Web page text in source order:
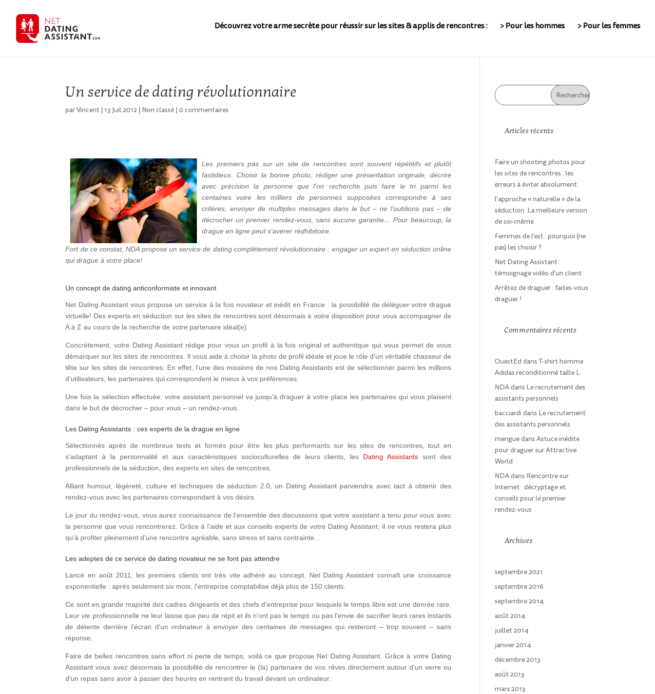
Découvrez votre arme secrète pour réussir sur les sites & applis de rencontres : > Pour les hommes > Pour les femmes
Un service de dating révolutionnaire
parVincent |13 Juil 2012 | Non classé | 0 commentaires
Les premiers pas sur un site de rencontres sont souvent répétitifs et plutôt
fastidieux. Choisir la bonne photo, rédiger une présentation originale, décrire
avec précision la personne que l'on recherche puis faire le tri parmi les
centaines voire les milliers de personnes supposées correspondre à ses
critères, envoyer de multiples messages dans le but – ne l'oublions pas – de
décrocher un premier rendez-vous, sans aucune garantie… Pour beaucoup, la
drague en ligne peut s'avérer rédhibitoire.
Fort de ce constat, NDA propose un service de dating complètement révolutionnaire : engager un expert en séduction online
qui drague à votre place!
Un concept de dating anticonformiste et innovant
Net Dating Assistant vous propose un service à la fois novateur et inédit en France : la possibilité de déléguer votre drague
virtuelle! Des experts en séduction sur les sites de rencontres sont désormais à votre disposition pour vous accompagner de
A à Z au cours de la recherche de votre partenaire idéal(e).
Concrètement, votre Dating Assistant rédige pour vous un profil à la fois original et authentique qui vous permet de vous
démarquer sur les sites de rencontres. Il vous aide à choisir la photo de profil idéale et joue le rôle d'un véritable chasseur de
tête sur les sites de rencontres. En effet, l'une des missions de nos Dating Assistants est de sélectionner parmi les millions
d'utilisateurs, les partenaires qui correspondent le mieux à vos préférences.
Une fois la sélection effectuée, votre assistant personnel va jusqu'à draguer à votre place les partenaires qui vous plaisent
dans le but de décrocher – pour vous – un rendez-vous.
Les Dating Assistants : ces experts de la drague en ligne
Sélectionnés après de nombreux tests et formés pour être les plus performants sur les sites de rencontres, tout en
s'adaptant à la personnalité et aux caractéristiques socioculturelles de leurs clients, les Dating Assistants sont des
professionnels de la séduction, des experts en sites de rencontres.
Alliant humour, légèreté, culture et techniques de séduction 2.0, un Dating Assistant parviendra avec tact à obtenir des
rendez-vous avec les partenaires correspondant à vos désirs.
Le jour du rendez-vous, vous aurez connaissance de l'ensemble des discussions que votre assistant a tenu pour vous avec
la personne que vous rencontrerez. Grâce à l'aide et aux conseils experts de votre Dating Assistant, il ne vous restera plus
qu'à profiter pleinement d'une rencontre agréable, sans stress et sans contrainte…
Les adeptes de ceservice de dating novateur ne se font pas attendre
Lancé en août 2011, les premiers clients ont très vite adhéré au concept. Net Dating Assistant connaît une croissance
exponentielle : après seulement six mois, l'entreprise comptabilise déjà plus de 150 clients.
Ce sont en grande majorité des cadres dirigeants et des chefs d'entreprise pour lesquels le temps libre est une denrée rare.
Leur vie professionnelle ne leur laisse que peu de répit et ils n'ont pas le temps ou pas l'envie de sacrifier leurs rares instants
de détente derrière l'écran d'un ordinateur à envoyer des centaines de messages qui resteront – trop souvent – sans
réponse.
Faire de belles rencontres sans effort ni perte de temps, voilà ce que propose Net Dating Assistant. Grâce à votre Dating
Assistant vous avez désormais la possibilité de rencontrer le (la) partenaire de vos rêves directement autour d'un verre ou
d'un repas sans avoir à passer des heures en rentrant du travail devant un ordinateur.
Articles récents
Faire un shooting photos pour
les sites de rencontres : les
erreurs à éviter absolument
l’approche « naturelle » de la
séduction. La meilleure version
de soi-même
Femmes de l’est : pourquoi (ne
pas) les choisir ?
Net Dating Assistant :
témoignage vidéo d'un client
Arrêtez de draguer : faites-vous
draguer !
Commentaires récents
OuestEd dansT-shirt homme
Adidas reconditionné taille L
NDAdans Le recrutement des
assistants personnels
bacciardi dans Le recrutement
des assistants personnels
menguedansAstuce inédite
pour draguer sur Attractive
World
NDAdans Rencontre sur
Internet : décryptage et
conseils pour le premier
rendez-vous
Archives
septembre 2021
septembre 2016
septembre 2014
août 2014
juillet 2014
janvier 2014
décembre 2013
août 2013
mars 2013